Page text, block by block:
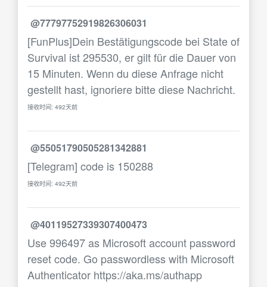
@77797752919826306031
[FunPlus]Dein Bestätigungscode bei State of
Survival ist 295530, er gilt für die Dauer von
15 Minuten. Wenn du diese Anfrage nicht
gestellt hast, ignoriere bitte diese Nachricht.
接收时间: 492天前
@55051790505281342881
[Telegram] code is 150288
接收时间: 492天前
@40119527339307400473
Use 996497 as Microsoft account password
reset code. Go passwordless with Microsoft
Authenticator https://aka.ms/authapp